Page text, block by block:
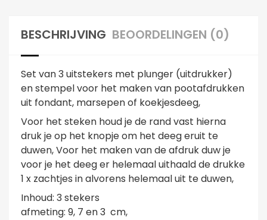
BESCHRIJVING BEOORDELINGEN (0)
Set van 3 uitstekers met plunger (uitdrukker)
en stempel voor het maken van pootafdrukken
uit fondant, marsepen of koekjesdeeg,
Voor het steken houd je de rand vast hierna
druk je op het knopje om het deeg eruit te
duwen, Voor het maken van de afdruk duw je
voor je het deeg er helemaal uithaald de drukke
1 x zachtjes in alvorens helemaal uit te duwen,
Inhoud: 3 stekers
afmeting: 9, 7 en 3 cm,